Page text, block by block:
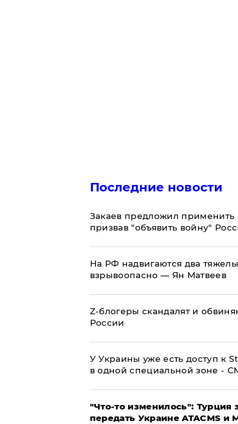
Последние новости
Закаев предложил применить
призвав "объявить войну"
На РФ надвигаются два
взрывоопасно — Ян Матвеев
Z-блогеры скандалят и
России
У Украины уже есть доступ к
в одной специальной зоне -
​"Что-то изменилось":
передать Украине ATACMS и